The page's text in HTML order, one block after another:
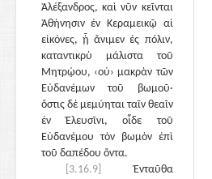
Ἀλέξανδρος, καὶ νῦν κεῖνται
Ἀθήνησιν ἐν Κεραμεικῷ αἱ
εἰκόνες, ᾗ ἄνιμεν ἐς πόλιν,
καταντικρὺ μάλιστα τοῦ
Μητρῴου, ‹οὐ› μακρὰν τῶν
Εὐδανέμων τοῦ βωμοῦ·
ὅστις δὲ μεμύηται ταῖν θεαῖν
ἐν Ἐλευσῖνι, οἶδε τοῦ
Εὐδανέμου τὸν βωμὸν ἐπὶ
τοῦ δαπέδου ὄντα.
[3.16.9]
Ἐνταῦθα